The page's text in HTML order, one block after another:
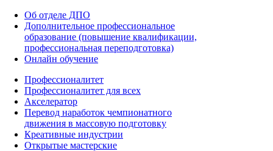
Об отделе ДПО
Дополнительное профессиональное
образование (повышение квалификации,
профессиональная переподготовка)
Онлайн обучение
Профессионалитет
Профессионалитет для всех
Акселератор
Перевод наработок чемпионатного
движения в массовую подготовку
Креативные индустрии
Открытые мастерские